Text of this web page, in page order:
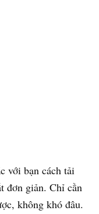
với bạn cách tải
đơn giản. Chỉ cần
không khó đâu.